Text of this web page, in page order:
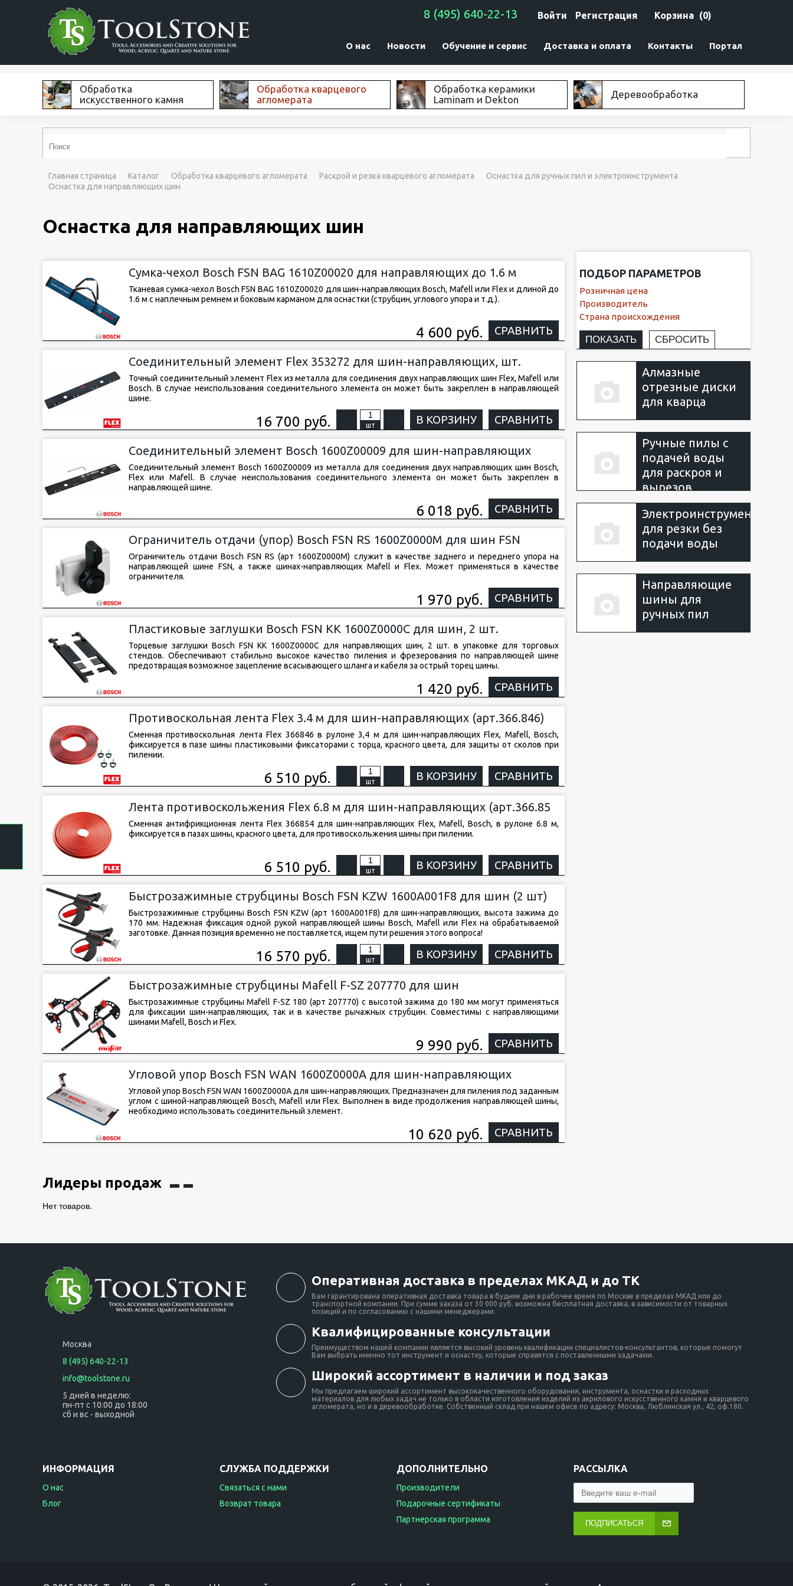
Войти Регистрация Корзина (0)
8 (495) 640-22-13
Портал
Контакты
Доставка и оплата
Обучение и сервис
Новости
О нас
Обработка
искусственного камня
Обработка кварцевого
агломерата
Обработка керамики
Laminam и Dekton
Деревообработка
Главная страница Каталог Обработка кварцевого агломерата Раскрой и резка кварцевого агломерата
Оснастка для ручных пил и электроинструмента
Оснастка для направляющих шин
Оснастка для направляющих шин
Сумка-чехол Bosch FSN BAG 1610Z00020 для направляющих до 1.6 м
Тканевая сумка-чехол Bosch FSN BAG 1610Z00020 для шин-направляющих Bosch, Mafell или Flex и длиной до
1.6 м с наплечным ремнем и боковым карманом для оснастки (струбцин, углового упора и т.д.).
4 600 руб. СРАВНИТЬ
Соединительный элемент Flex 353272 для шин-направляющих, шт.
Точный соединительный элемент Flex из металла для соединения двух направляющих шин Flex, Mafell или
Bosch. В случае неиспользования соединительного элемента он может быть закреплен в направляющей
шине.
16 700 руб. шт В КОРЗИНУ СРАВНИТЬ
Соединительный элемент Bosch 1600Z00009 для шин-направляющих
Соединительный элемент Bosch 1600Z00009 из металла для соединения двух направляющих шин Bosch,
Flex или Mafell. В случае неиспользования соединительного элемента он может быть закреплен в
направляющей шине.
6 018 руб. СРАВНИТЬ
Ограничитель отдачи (упор) Bosch FSN RS 1600Z0000M для шин FSN
Ограничитель отдачи Bosch FSN RS (арт 1600Z0000M) служит в качестве заднего и переднего упора на
направляющей шине FSN, а также шинах-направляющих Mafell и Flex. Может применяться в качестве
ограничителя.
1 970 руб. СРАВНИТЬ
Пластиковые заглушки Bosch FSN KK 1600Z0000C для шин, 2 шт.
Торцевые заглушки Bosch FSN KK 1600Z0000C для направляющих шин, 2 шт. в упаковке для торговых
стендов. Обеспечивают стабильно высокое качество пиления и фрезерования по направляющей шине
предотвращая возможное зацепление всасывающего шланга и кабеля за острый торец шины.
1 420 руб. СРАВНИТЬ
Противоскольная лента Flex 3.4 м для шин-направляющих (арт.366.846)
Сменная противоскольная лента Flex 366846 в рулоне 3,4 м для шин-направляющих Flex, Mafell, Bosch,
фиксируется в пазе шины пластиковыми фиксаторами с торца, красного цвета, для защиты от сколов при
пилении.
6 510 руб. шт В КОРЗИНУ СРАВНИТЬ
Лента противоскольжения Flex 6.8 м для шин-направляющих (арт.366.85
4)
Сменная антифрикционная лента Flex 366854 для шин-направляющих Flex, Mafell, Bosch, в рулоне 6.8 м,
фиксируется в пазах шины, красного цвета, для противоскольжения шины при пилении.
6 510 руб. шт В КОРЗИНУ СРАВНИТЬ
Быстрозажимные струбцины Bosch FSN KZW 1600A001F8 для шин (2 шт)
Быстрозажимные струбцины Bosch FSN KZW (арт 1600A001F8) для шин-направляющих, высота зажима до
170 мм. Надежная фиксация одной рукой направляющей шины Bosch, Mafell или Flex на обрабатываемой
заготовке. Данная позиция временно не поставляется, ищем пути решения этого вопроса!
16 570 руб. шт В КОРЗИНУ СРАВНИТЬ
Быстрозажимные струбцины Mafell F-SZ 207770 для шин
Быстрозажимные струбцины Mafell F-SZ 180 (арт 207770) с высотой зажима до 180 мм могут применяться
для фиксации шин-направляющих, так и в качестве рычажных струбцин. Совместимы с направляющими
шинами Mafell, Bosch и Flex.
9 990 руб. СРАВНИТЬ
Угловой упор Bosch FSN WAN 1600Z0000A для шин-направляющих
Угловой упор Bosch FSN WAN 1600Z0000A для шин-направляющих. Предназначен для пиления под заданным
углом с шиной-направляющей Bosch, Mafell или Flex. Выполнен в виде продолжения направляющей шины,
необходимо использовать соединительный элемент.
10 620 руб. СРАВНИТЬ
Лидеры продаж
Нет товаров.
ПОДБОР ПАРАМЕТРОВ
Розничная цена
Производитель
Страна происхождения
Алмазные
отрезные диски
для кварца
Ручные пилы с
подачей воды
для раскроя и
вырезов
Электроинструмент
для резки без
подачи воды
Направляющие
шины для
ручных пил
Москва
8 (495) 640-22-13
info@toolstone.ru
5 дней в неделю:
пн-пт с 10:00 до 18:00
сб и вс - выходной
Оперативная доставка в пределах МКАД и до ТК
Вам гарантирована оперативная доставка товара в будние дни в рабочее время по Москве в пределах МКАД или до
транспортной компании. При сумме заказа от 30 000 руб. возможна бесплатная доставка, в зависимости от товарных
позиций и по согласованию с нашими менеджерами.
Квалифицированные консультации
Преимуществом нашей компании является высокий уровень квалификации специалистов-консультантов, которые помогут
Вам выбрать именно тот инструмент и оснастку, которые справятся с поставленными задачами.
Широкий ассортимент в наличии и под заказ
Мы предлагаем широкий ассортимент высококачественного оборудования, инструмента, оснастки и расходных
материалов для любых задач не только в области изготовления изделий из акрилового искусственного камня и кварцевого
агломерата, но и в деревообработке. Собственный склад при нашем офисе по адресу: Москва, Люблинская ул., 42, оф.180.
ИНФОРМАЦИЯ
О нас
Блог
СЛУЖБА ПОДДЕРЖКИ
Связаться с нами
Возврат товара
ДОПОЛНИТЕЛЬНО
Производители
Подарочные сертификаты
Партнерская программа
РАССЫЛКА
ПОДПИСАТЬСЯ